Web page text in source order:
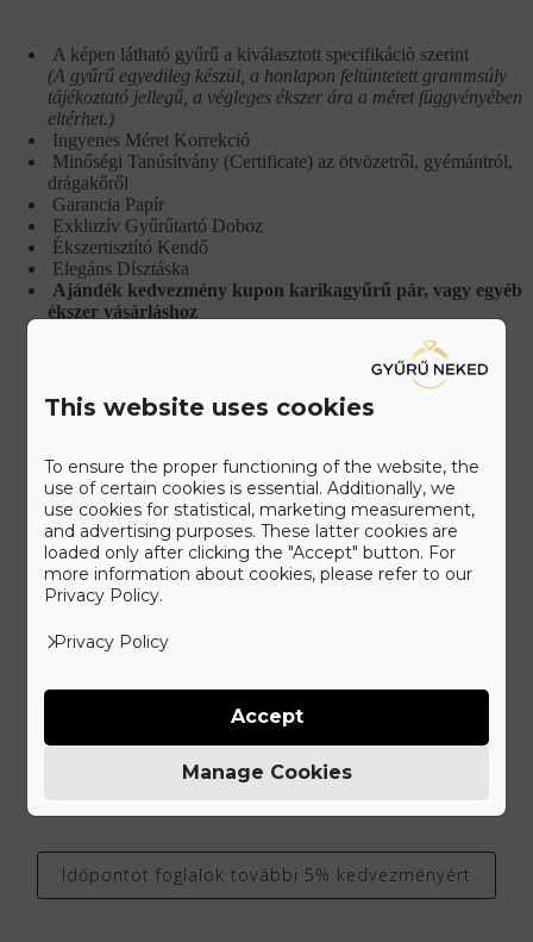
A képen látható gyűrű a kiválasztott specifikáciò szerint
(A gyűrű egyedileg készül, a honlapon feltüntetett grammsúly
tájékoztató jellegű, a végleges ékszer ára a méret függvényében
eltérhet.)
Ingyenes Méret Korrekció
Minőségi Tanúsítvány (Certificate) az ötvözetről, gyémántról,
drágakőről
Garancia Papír
Exkluzív Gyűrűtartó Doboz
Ékszertisztító Kendő
Elegáns Dísztáska
Ajándék kedvezmény kupon karikagyűrű pár, vagy egyéb
ékszer vásárláshoz
IDŐPONTFOGLALÁS
Látogass el üzletünkbe!
Elegáns, kétszintes szalonunkat a belváros patinás részén az
Alkotmány utcánál álmodtuk meg, hogy kellemes
környezetben válogathass kínálatunkból. Látogass el hozzánk,
amikor Neked kényelmes, vagy válaszd időpontfoglalási
lehetőségünket, hogy érkezéskor minden figyelmünket rád
Időpontot foglalok további 5% kedvezményért
This website uses cookies
To ensure the proper functioning of the website, the
use of certain cookies is essential. Additionally, we
use cookies for statistical, marketing measurement,
and advertising purposes. These latter cookies are
loaded only after clicking the "Accept" button. For
more information about cookies, please refer to our
Privacy Policy.
Privacy Policy
Manage Cookies
Accept